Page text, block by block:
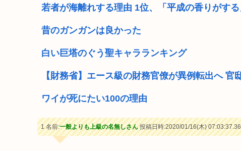
若者が海離れする理由 1位、「平成の香りがす
昔のガンガンは良かった
白い巨塔のぐう聖キャラランキング
【財務省】エース級の財務官僚が異例転出へ 官
ワイが死にたい100の理由
1 名前:一般よりも上級の名無しさん投稿日時:2020/01/16(木)